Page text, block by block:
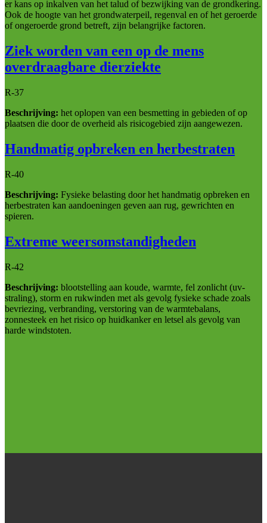
er kans op inkalven van het talud of bezwijking van de grondkering.
Ook de hoogte van het grondwaterpeil, regenval en of het geroerde
of ongeroerde grond betreft, zijn belangrijke factoren.
Ziek worden van een op de mens
overdraagbare dierziekte
R-37
Beschrijving: het oplopen van een besmetting in gebieden of op
plaatsen die door de overheid als risicogebied zijn aangewezen.
Handmatig opbreken en herbestraten
R-40
Beschrijving: Fysieke belasting door het handmatig opbreken en
herbestraten kan aandoeningen geven aan rug, gewrichten en
spieren.
Extreme weersomstandigheden
R-42
Beschrijving: blootstelling aan koude, warmte, fel zonlicht (uv-
straling), storm en rukwinden met als gevolg fysieke schade zoals
bevriezing, verbranding, verstoring van de warmtebalans,
zonnesteek en het risico op huidkanker en letsel als gevolg van
harde windstoten.